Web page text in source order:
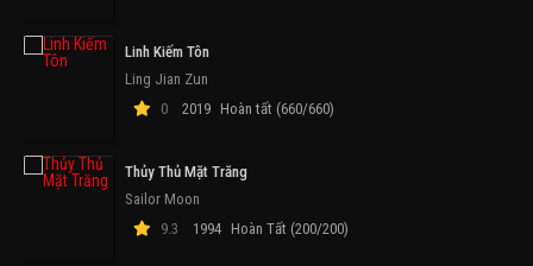
Linh Kiếm Tôn
Ling Jian Zun
0
2019 Hoàn tất (660/660)
Thủy Thủ Mặt Trăng
Sailor Moon
9.3
1994 Hoàn Tất (200/200)